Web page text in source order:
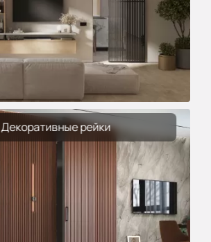
Декоративные рейки